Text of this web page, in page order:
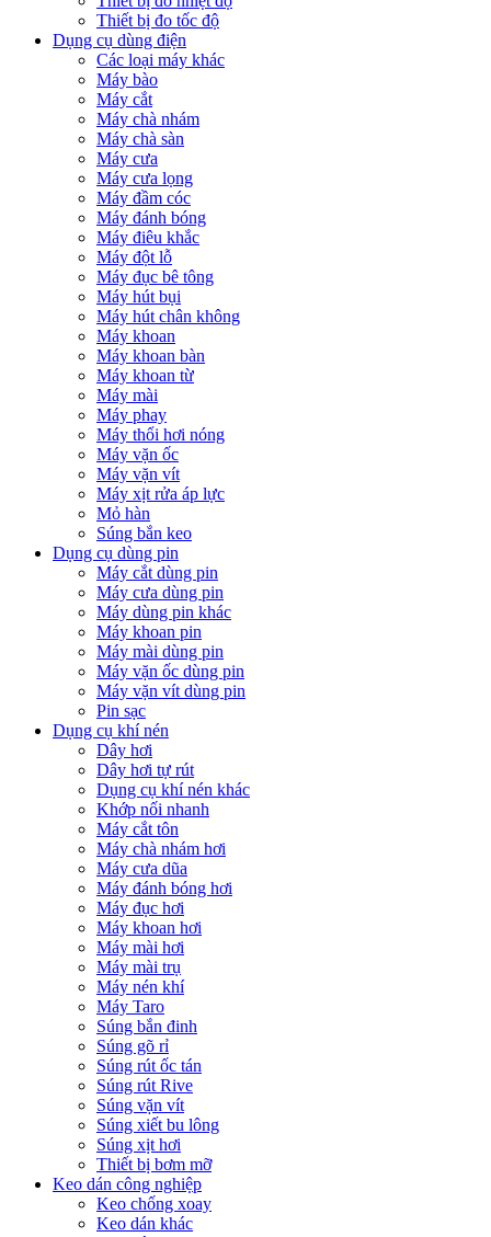
Thiết bị đo tốc độ
Dụng cụ dùng điện
Các loại máy khác
Máy bào
Máy cắt
Máy chà nhám
Máy chà sàn
Máy cưa
Máy cưa lọng
Máy đầm cóc
Máy đánh bóng
Máy điêu khắc
Máy đột lỗ
Máy đục bê tông
Máy hút bụi
Máy hút chân không
Máy khoan
Máy khoan bàn
Máy khoan từ
Máy mài
Máy phay
Máy thổi hơi nóng
Máy vặn ốc
Máy vặn vít
Máy xịt rửa áp lực
Mỏ hàn
Súng bắn keo
Dụng cụ dùng pin
Máy cắt dùng pin
Máy cưa dùng pin
Máy dùng pin khác
Máy khoan pin
Máy mài dùng pin
Máy vặn ốc dùng pin
Máy vặn vít dùng pin
Pin sạc
Dụng cụ khí nén
Dây hơi
Dây hơi tự rút
Dụng cụ khí nén khác
Khớp nối nhanh
Máy cắt tôn
Máy chà nhám hơi
Máy cưa dũa
Máy đánh bóng hơi
Máy đục hơi
Máy khoan hơi
Máy mài hơi
Máy mài trụ
Máy nén khí
Máy Taro
Súng bắn đinh
Súng gõ rỉ
Súng rút ốc tán
Súng rút Rive
Súng vặn vít
Súng xiết bu lông
Súng xịt hơi
Thiết bị bơm mỡ
Keo dán công nghiệp
Keo chống xoay
Keo dán khác